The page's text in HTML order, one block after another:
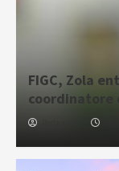
FIGC, Zola
coordinatore